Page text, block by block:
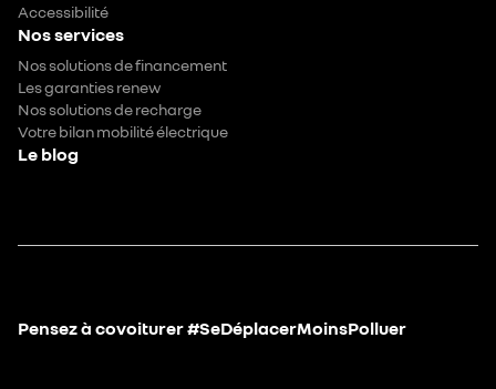
Accessibilité
Nos services
Nos solutions de financement
Les garanties renew
Nos solutions de recharge
Votre bilan mobilité électrique
Le blog
Pensez à covoiturer #SeDéplacerMoinsPolluer